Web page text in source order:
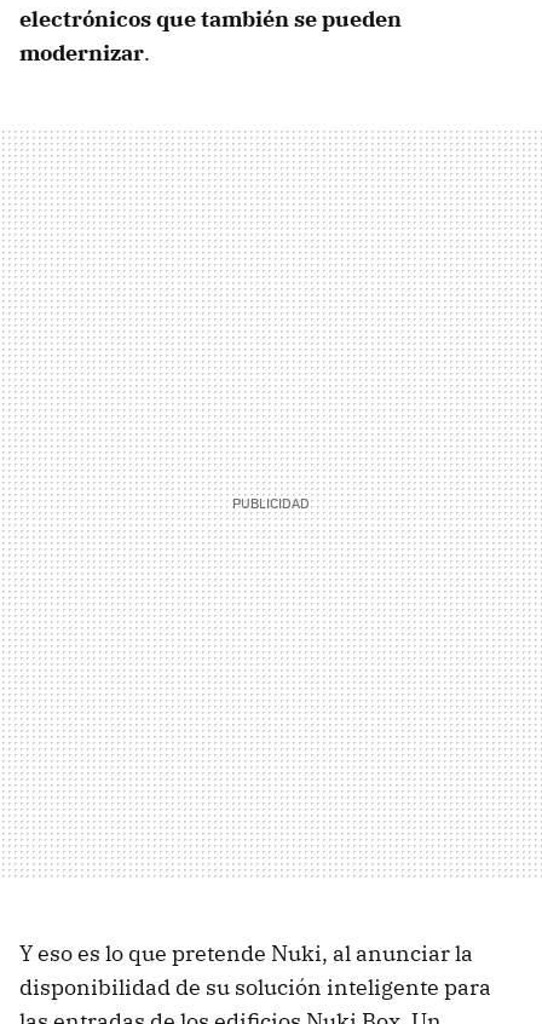
electrónicos que también se pueden
modernizar.
Y eso es lo que pretende Nuki, al anunciar la
disponibilidad de su solución inteligente para